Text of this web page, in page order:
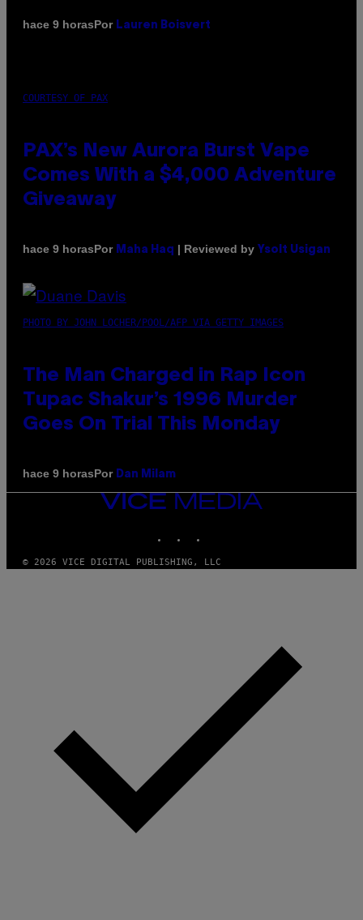
hace 9 horasPor Lauren Boisvert
COURTESY OF PAX
PAX’s New Aurora Burst Vape
Comes With a $4,000 Adventure
Giveaway
hace 9 horasPor Maha Haq | Reviewed by Ysolt Usigan
PHOTO BY JOHN LOCHER/POOL/AFP VIA GETTY IMAGES
The Man Charged in Rap Icon
Tupac Shakur’s 1996 Murder
Goes On Trial This Monday
hace 9 horasPor Dan Milam
VICE
MEDIA
© 2026 VICE DIGITAL PUBLISHING, LLC